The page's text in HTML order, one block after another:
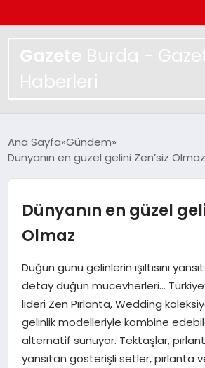
Gazete Burda -
Haberleri
SPOR
MAGAZIN
YAŞAM
EKONOMI
TEKNOLOJI
SAĞLIK
Ana Sayfa Gündem
Dünyanın en güzel gelini Zen’siz Olmaz
Dünyanın en güzel
Olmaz
Düğün günü gelinlerin ışıltısını
detay düğün mücevherleri…
lideri Zen Pırlanta, Wedding
gelinlik modelleriyle kombine
alternatif sunuyor. Tektaşlar,
yansıtan gösterişli setler, pırlanta